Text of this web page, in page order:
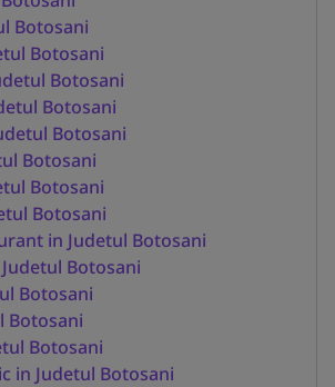
Botosani
Botosani
Botosani
Botosani
Botosani
Botosani
Botosani
Botosani
in Judetul Botosani
Botosani
Botosani
Botosani
Botosani
in Judetul Botosani